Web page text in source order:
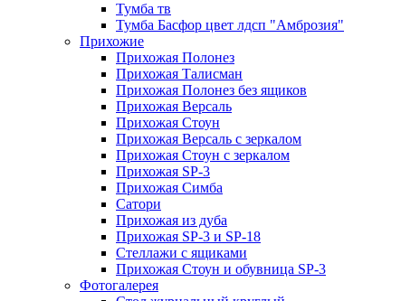
Тумба тв
Тумба Басфор цвет лдсп "Амброзия"
Прихожие
Прихожая Полонез
Прихожая Талисман
Прихожая Полонез без ящиков
Прихожая Версаль
Прихожая Стоун
Прихожая Версаль с зеркалом
Прихожая Стоун с зеркалом
Прихожая SP-3
Прихожая Симба
Сатори
Прихожая из дуба
Прихожая SP-3 и SP-18
Стеллажи с ящиками
Прихожая Стоун и обувница SP-3
Фотогалерея